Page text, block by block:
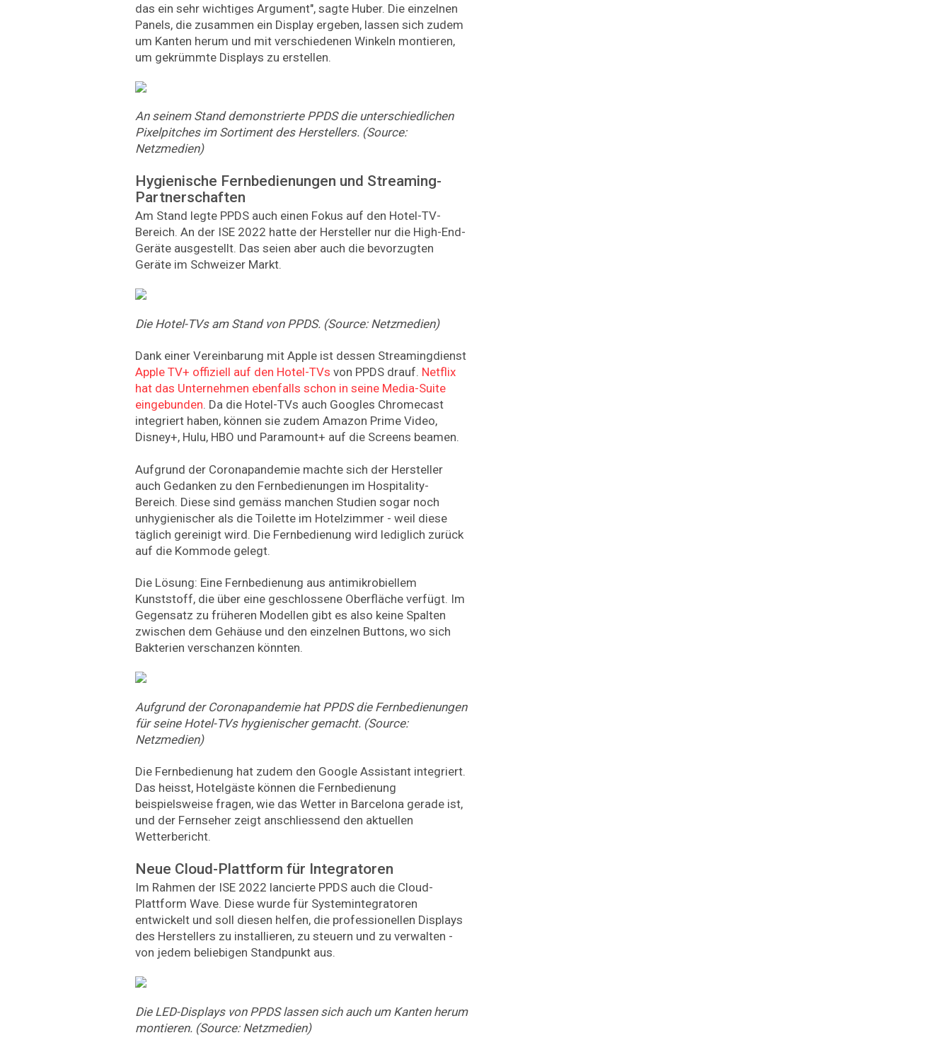
das ein sehr wichtiges Argument", sagte Huber. Die einzelnen
Panels, die zusammen ein Display ergeben, lassen sich zudem
um Kanten herum und mit verschiedenen Winkeln montieren,
um gekrümmte Displays zu erstellen.
An seinem Stand demonstrierte PPDS die unterschiedlichen
Pixelpitches im Sortiment des Herstellers. (Source:
Netzmedien)
Hygienische Fernbedienungen und Streaming-
Partnerschaften
Am Stand legte PPDS auch einen Fokus auf den Hotel-TV-
Bereich. An der ISE 2022 hatte der Hersteller nur die High-End-
Geräte ausgestellt. Das seien aber auch die bevorzugten
Geräte im Schweizer Markt.
Die Hotel-TVs am Stand von PPDS. (Source: Netzmedien)
Dank einer Vereinbarung mit Apple ist dessen Streamingdienst
Apple TV+ offiziell auf den Hotel-TVs von PPDS drauf. Netflix
hat das Unternehmen ebenfalls schon in seine Media-Suite
eingebunden. Da die Hotel-TVs auch Googles Chromecast
integriert haben, können sie zudem Amazon Prime Video,
Disney+, Hulu, HBO und Paramount+ auf die Screens beamen.
Aufgrund der Coronapandemie machte sich der Hersteller
auch Gedanken zu den Fernbedienungen im Hospitality-
Bereich. Diese sind gemäss manchen Studien sogar noch
unhygienischer als die Toilette im Hotelzimmer - weil diese
täglich gereinigt wird. Die Fernbedienung wird lediglich zurück
auf die Kommode gelegt.
Die Lösung: Eine Fernbedienung aus antimikrobiellem
Kunststoff, die über eine geschlossene Oberfläche verfügt. Im
Gegensatz zu früheren Modellen gibt es also keine Spalten
zwischen dem Gehäuse und den einzelnen Buttons, wo sich
Bakterien verschanzen könnten.
Aufgrund der Coronapandemie hat PPDS die Fernbedienungen
für seine Hotel-TVs hygienischer gemacht. (Source:
Netzmedien)
Die Fernbedienung hat zudem den Google Assistant integriert.
Das heisst, Hotelgäste können die Fernbedienung
beispielsweise fragen, wie das Wetter in Barcelona gerade ist,
und der Fernseher zeigt anschliessend den aktuellen
Wetterbericht.
Neue Cloud-Plattform für Integratoren
Im Rahmen der ISE 2022 lancierte PPDS auch die Cloud-
Plattform Wave. Diese wurde für Systemintegratoren
entwickelt und soll diesen helfen, die professionellen Displays
des Herstellers zu installieren, zu steuern und zu verwalten -
von jedem beliebigen Standpunkt aus.
Die LED-Displays von PPDS lassen sich auch um Kanten herum
montieren. (Source: Netzmedien)